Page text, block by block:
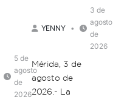
5 de
agosto
de
2026
YENNY
3 de
agosto
de
2026
Mérida, 3 de
agosto de
2026.- La